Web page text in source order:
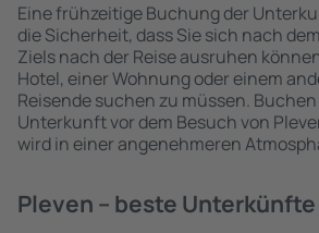
Eine frühzeitige Buchung der
die Sicherheit, dass Sie sich nach
Ziels nach der Reise ausruhen
Hotel, einer Wohnung oder einem
Reisende suchen zu müssen.
Unterkunft vor dem Besuch von
wird in einer angenehmeren
Pleven – beste Unterkünfte